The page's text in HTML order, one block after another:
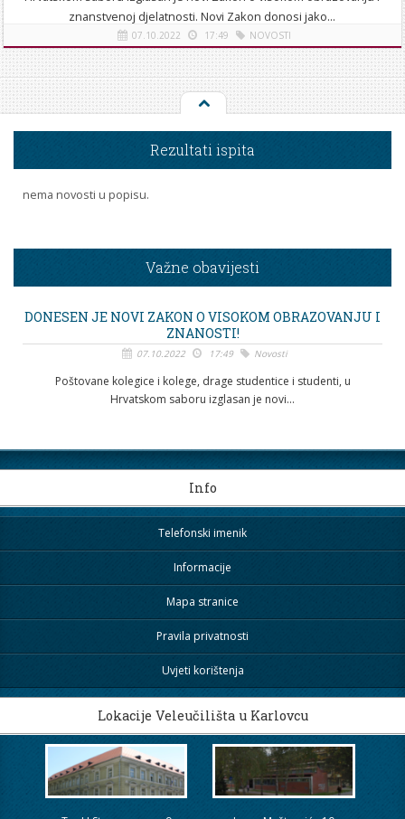
znanstvenoj djelatnosti. Novi Zakon donosi jako...
07.10.2022 17:49 NOVOSTI
Rezultati ispita
nema novosti u popisu.
Važne obavijesti
DONESEN JE NOVI ZAKON O VISOKOM OBRAZOVANJU I
ZNANOSTI!
07.10.2022 17:49 Novosti
Poštovane kolegice i kolege, drage studentice i studenti, u
Hrvatskom saboru izglasan je novi...
Info
Telefonski imenik
Informacije
Mapa stranice
Pravila privatnosti
Uvjeti korištenja
Lokacije Veleučilišta u Karlovcu